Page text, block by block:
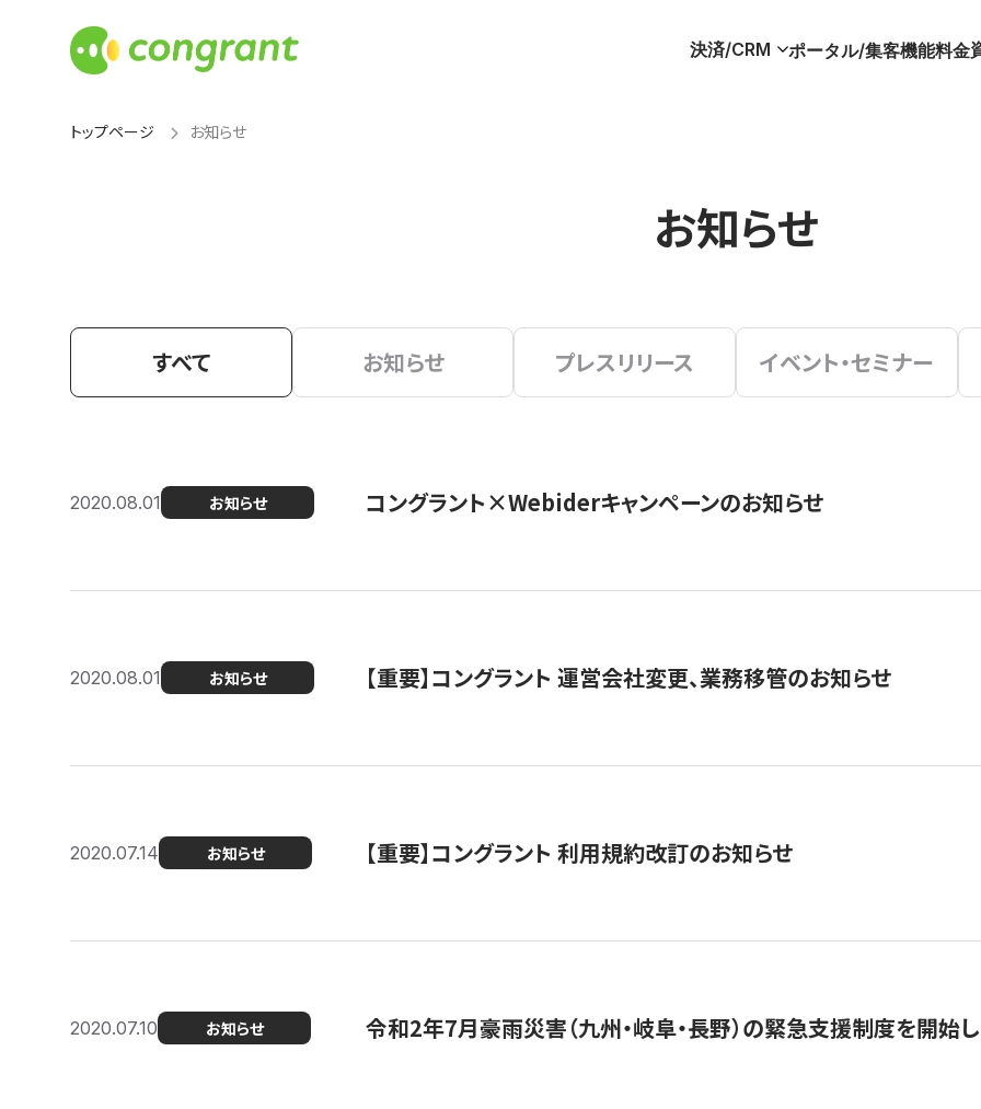
決済/CRM ポータル/集客機能料金
トップページ お知らせ
お知らせ
すべて お知らせ プレスリリース イベント・セミナー
2020.08.01 お知らせ コングラント×Webiderキャンペーンのお知らせ
2020.08.01 お知らせ 【重要】コングラント 運営会社変更、業務移管のお知らせ
2020.07.14 お知らせ 【重要】コングラント 利用規約改訂のお知らせ
2020.07.10 お知らせ 令和2年7月豪雨災害（九州・岐阜・長野）の緊急支援制度を開始